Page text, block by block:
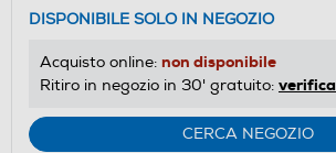
DISPONIBILE SOLO IN NEGOZIO
Acquisto online: non disponibile
Ritiro in negozio in 30' gratuito: verifica
CERCA NEGOZIO